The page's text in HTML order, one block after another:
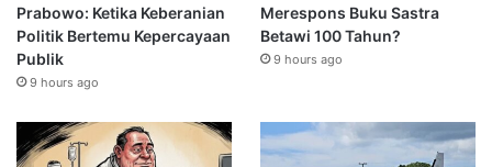
Prabowo: Ketika Keberanian
Politik Bertemu Kepercayaan
Publik
9 hours ago
Merespons Buku Sastra
Betawi 100 Tahun?
9 hours ago